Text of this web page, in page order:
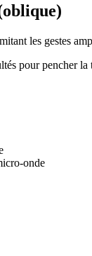
les gestes
pour pencher la
onde